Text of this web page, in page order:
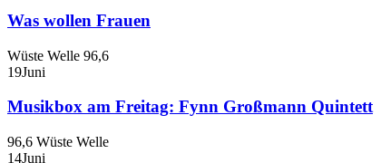
Was wollen Frauen
Wüste Welle 96,6
19Juni
Musikbox am Freitag: Fynn Großmann Quintett
96,6 Wüste Welle
14Juni